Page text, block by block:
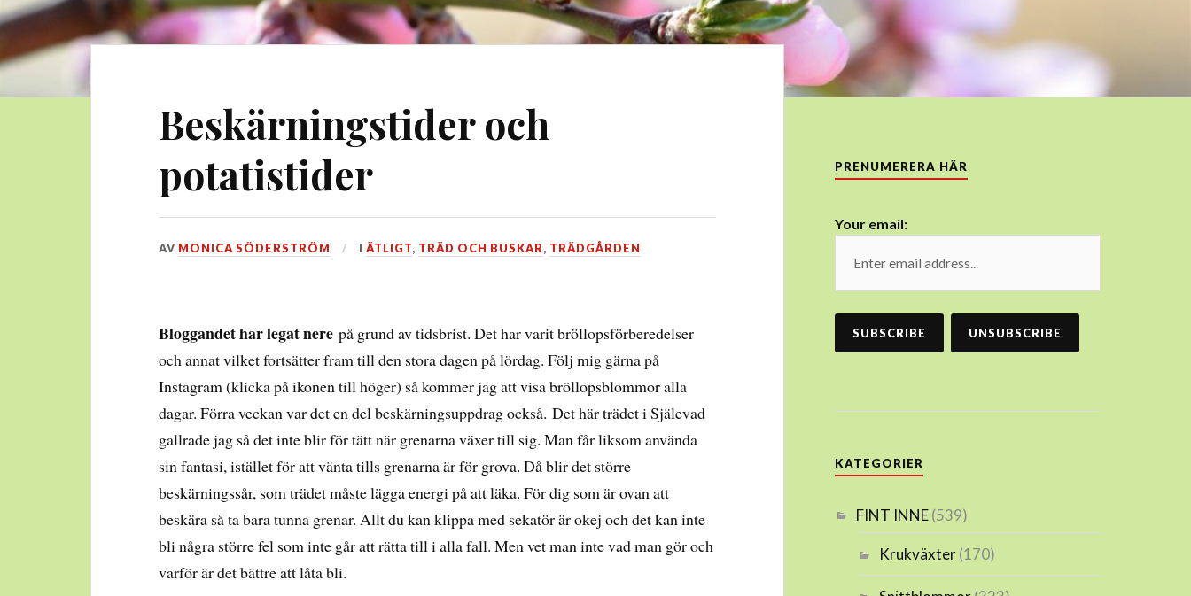
Beskärningstider och
potatistider
DEN
AV MONICA SÖDERSTRÖM I ÄTLIGT, TRÄD OCH BUSKAR, TRÄDGÅRDEN
Bloggandet har legat nere på grund av tidsbrist. Det har varit bröllopsförberedelser
och annat vilket fortsätter fram till den stora dagen på lördag. Följ mig gärna på
Instagram (klicka på ikonen till höger) så kommer jag att visa bröllopsblommor alla
dagar. Förra veckan var det en del beskärningsuppdrag också. Det här trädet i Själevad
gallrade jag så det inte blir för tätt när grenarna växer till sig. Man får liksom använda
sin fantasi, istället för att vänta tills grenarna är för grova. Då blir det större
beskärningssår, som trädet måste lägga energi på att läka. För dig som är ovan att
beskära så ta bara tunna grenar. Allt du kan klippa med sekatör är okej och det kan inte
bli några större fel som inte går att rätta till i alla fall. Men vet man inte vad man gör och
varför är det bättre att låta bli.
PRENUMERERA HÄR
Your email:
KATEGORIER
FINT INNE(539)
Krukväxter(170)